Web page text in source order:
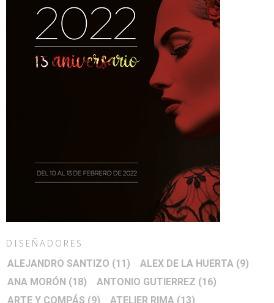
DISEÑADORES
ALEJANDRO SANTIZO (11) ALEX DE LA HUERTA (9)
ANA MORÓN (18) ANTONIO GUTIERREZ (16)
ARTE Y COMPÁS (9) ATELIER RIMA (13)